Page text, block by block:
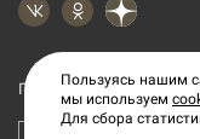
Подпишитесь на
Пользуясь нашим
мы используем
Для сбора